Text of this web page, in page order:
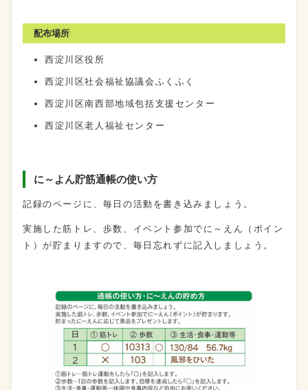
配布場所
西淀川区役所
西淀川区社会福祉協議会ふくふく
西淀川区南西部地域包括支援センター
西淀川区老人福祉センター
に～よん貯筋通帳の使い方
記録のページに、毎日の活動を書き込みましょう。
実施した筋トレ、歩数、イベント参加でに～えん（ポイン
ト）が貯まりますので、毎日忘れずに記入しましょう。